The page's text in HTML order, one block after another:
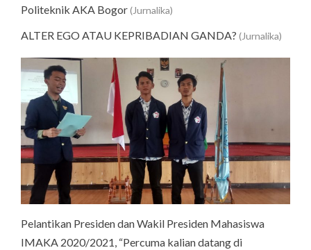
Politeknik AKA Bogor(Jurnalika)
ALTER EGO ATAU KEPRIBADIAN GANDA? (Jurnalika)
Pelantikan Presiden dan Wakil Presiden Mahasiswa
IMAKA 2020/2021, “Percuma kalian datang di